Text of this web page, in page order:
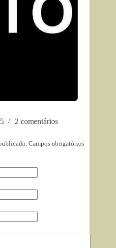
2 comentários
Campos obrigatórios